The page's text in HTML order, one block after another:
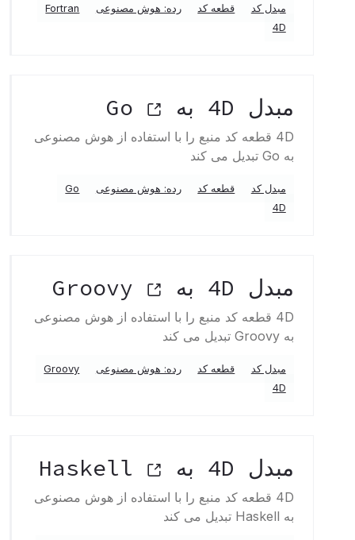
مبدل کد قطعه کد رده: هوش مصنوعی
Fortran
4D
مبدل 4D به Go
4D قطعه کد منبع را با استفاده از هوش مصنوعی
به Go تبدیل می کند
مبدل کد قطعه کد رده: هوش مصنوعی
Go
4D
مبدل 4D به Groovy
4D قطعه کد منبع را با استفاده از هوش مصنوعی
به Groovy تبدیل می کند
مبدل کد قطعه کد رده: هوش مصنوعی
Groovy
4D
مبدل 4D به Haskell
4D قطعه کد منبع را با استفاده از هوش مصنوعی
به Haskell تبدیل می کند